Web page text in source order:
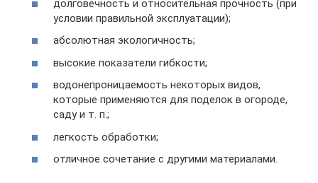
долговечность и относительная прочность (при
условии правильной эксплуатации);
абсолютная экологичность;
высокие показатели гибкости;
водонепроницаемость некоторых видов,
которые применяются для поделок в огороде,
саду и т. п.;
легкость обработки;
отличное сочетание с другими материалами.